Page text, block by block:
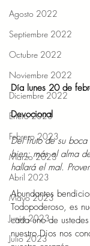
Agosto 2022
Septiembre 2022
Octubre 2022
Noviembre 2022
Diciembre 2022
Enero 2023
Febrero 2023
Marzo 2023
Abril 2023
Mayo 2023
Junio 2023
Julio 2023
Día lunes 20 de
Devocional
Del fruto de su
bien; más el alma
hallará el mal.
Abundantes
Todopoderoso, es
cada uno de
nuestro Dios nos